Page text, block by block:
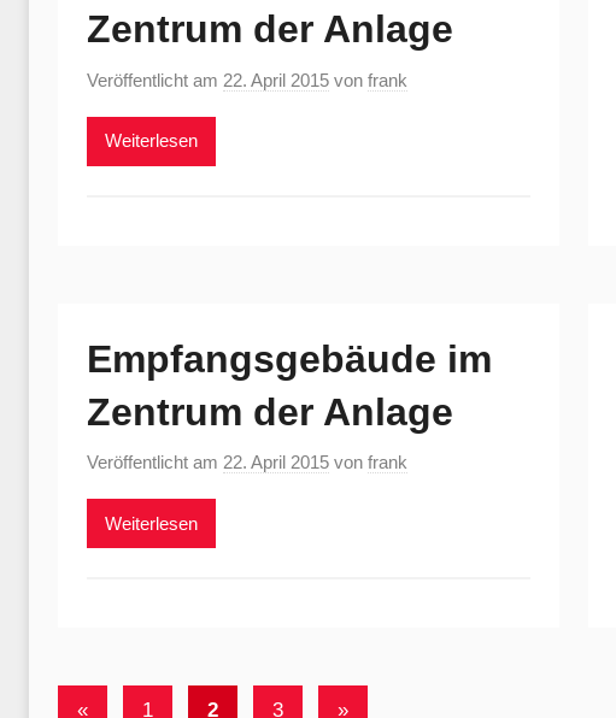
Zentrum der Anlage
Veröffentlicht am 22. April 2015 von frank
Weiterlesen
Empfangsgebäude im
Zentrum der Anlage
Veröffentlicht am 22. April 2015 von frank
Weiterlesen
Seitennummerierung
«Vorherige
1 2 3
Nächste
»